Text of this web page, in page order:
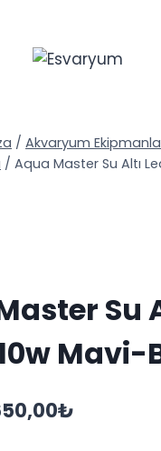
/ Akvaryum
/ Aqua Master Su Altı
Su
Mavi-
₺